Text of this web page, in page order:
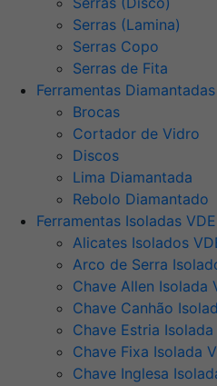
Serras (Lamina)
Serras Copo
Serras de Fita
Ferramentas Diamantadas
Brocas
Cortador de Vidro
Discos
Lima Diamantada
Rebolo Diamantado
Ferramentas Isoladas VDE
Alicates Isolados
Arco de Serra
Chave Allen Isolada
Chave Canhão
Chave Estria Isolada
Chave Fixa Isolada
Chave Inglesa